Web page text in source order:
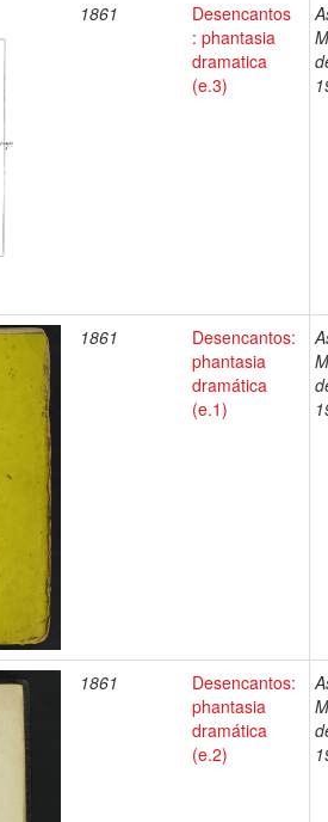
1861
Desencantos
: phantasia
dramatica
(e.3)
1861
Desencantos:
phantasia
dramática
(e.1)
1861
Desencantos:
phantasia
dramática
(e.2)